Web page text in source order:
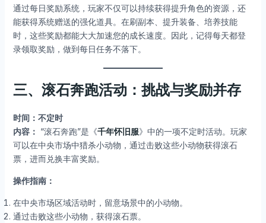
通过每日奖励系统，玩家不仅可以持续获得提升角色的资源，还
能获得系统赠送的强化道具。在刷副本、提升装备、培养技能
时，这些奖励都能大大加速您的成长速度。因此，记得每天都登
录领取奖励，做到每日任务不落下。
三、滚石奔跑活动：挑战与奖励并存
时间：不定时
内容： “滚石奔跑”是《千年怀旧服》中的一项不定时活动。玩家
可以在中央市场中猎杀小动物，通过击败这些小动物获得滚石
票，进而兑换丰富奖励。
操作指南：
在中央市场区域活动时，留意场景中的小动物。
通过击败这些小动物，获得滚石票。